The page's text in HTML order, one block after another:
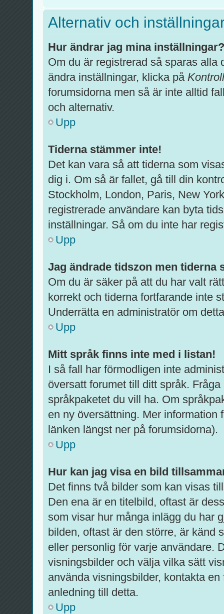
Alternativ och
Hur ändrar jag mina inställningar?
Om du är registrerad så sparas
ändra inställningar, klicka på
forumsidorna men så är inte alltid
och alternativ.
Upp
Tiderna stämmer inte!
Det kan vara så att tiderna som
dig i. Om så är fallet, gå till din
Stockholm, London, Paris, New
registrerade användare kan byta
inställningar. Så om du inte har
Upp
Jag ändrade tidszon men tiderna
Om du är säker på att du har valt
korrekt och tiderna fortfarande inte
Underrätta en administratör om
Upp
Mitt språk finns inte med i listan!
I så fall har förmodligen inte
översatt forumet till ditt språk.
språkpaketet du vill ha. Om
en ny översättning. Mer
länken längst ner på forumsidorna).
Upp
Hur kan jag visa en bild
Det finns två bilder som kan visas
Den ena är en titelbild, oftast är
som visar hur många inlägg du har
bilden, oftast är den större, är känd
eller personlig för varje användare.
visningsbilder och välja vilka sätt
använda visningsbilder, kontakta
anledning till detta.
Upp